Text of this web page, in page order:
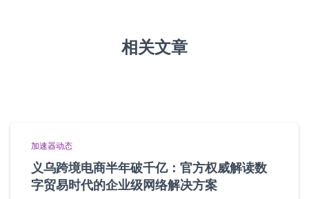
相关文章
加速器动态
义乌跨境电商半年破千亿：官方权威解读数
字贸易时代的企业级网络解决方案